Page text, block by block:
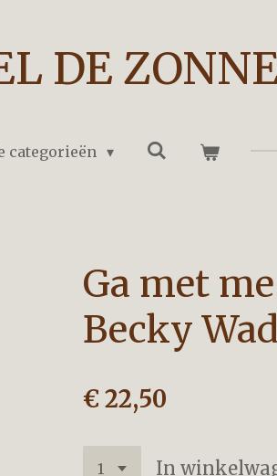
DE
categorieën
Ga met
Becky
€ 22,50
In